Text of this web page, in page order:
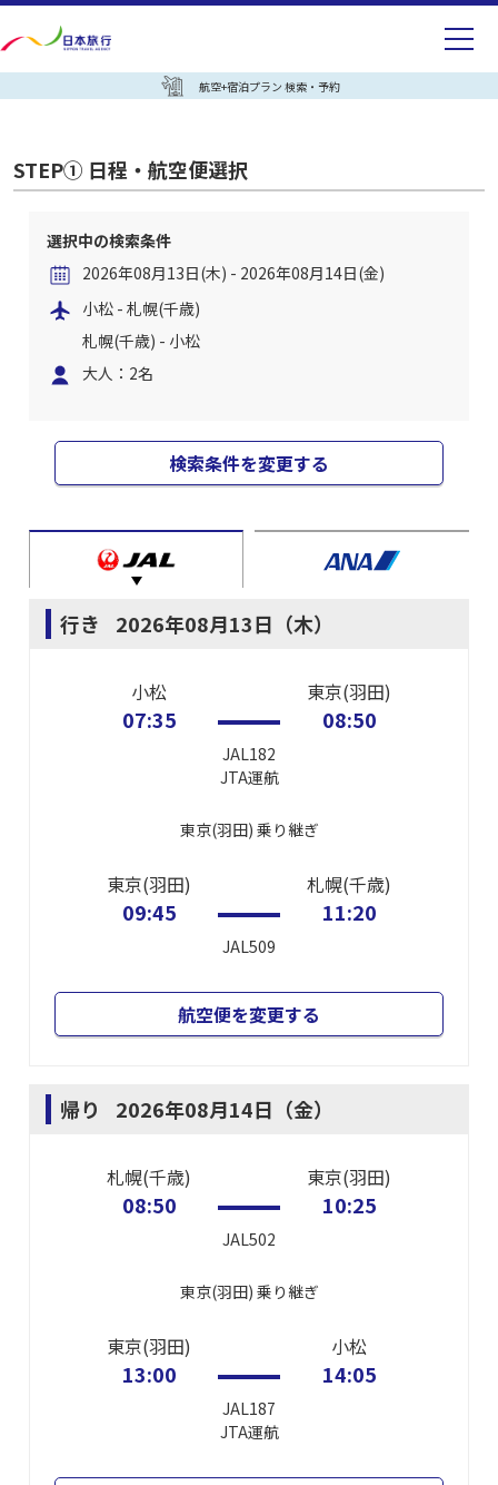
航空+宿泊プラン 検索・予約
STEP① 日程・航空便選択
選択中の検索条件
2026年08月13日(木) - 2026年08月14日(金)
小松 - 札幌(千歳)
札幌(千歳) - 小松
大人：2名
検索条件を変更する
行き 2026年08月13日（木）
小松
07:35
JAL182
JTA運航
東京(羽田)
08:50
東京(羽田) 乗り継ぎ
東京(羽田)
09:45
JAL509
札幌(千歳)
11:20
航空便を変更する
帰り 2026年08月14日（金）
札幌(千歳)
08:50
JAL502
東京(羽田)
10:25
東京(羽田) 乗り継ぎ
東京(羽田)
13:00
JAL187
JTA運航
小松
14:05